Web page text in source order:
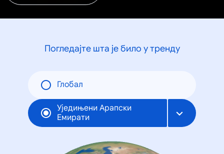
Погледајте шта је било у тренду
Глобал
Уједињени Арапски
Емирати